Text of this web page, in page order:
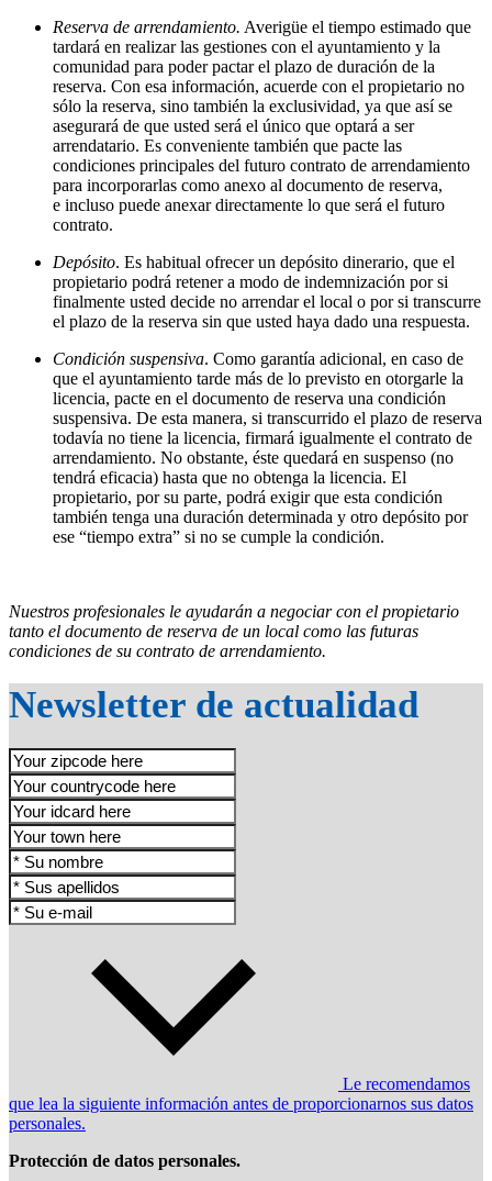
Reserva de arrendamiento. Averigüe el tiempo estimado que
tardará en realizar las gestiones con el ayuntamiento y la
comunidad para poder pactar el plazo de duración de la
reserva. Con esa información, acuerde con el propietario no
sólo la reserva, sino también la exclusividad, ya que así se
asegurará de que usted será el único que optará a ser
arrendatario. Es conveniente también que pacte las
condiciones principales del futuro contrato de arrendamiento
para incorporarlas como anexo al documento de reserva,
e incluso puede anexar directamente lo que será el futuro
contrato.
Depósito. Es habitual ofrecer un depósito dinerario, que el
propietario podrá retener a modo de indemnización por si
finalmente usted decide no arrendar el local o por si transcurre
el plazo de la reserva sin que usted haya dado una respuesta.
Condición suspensiva. Como garantía adicional, en caso de
que el ayuntamiento tarde más de lo previsto en otorgarle la
licencia, pacte en el documento de reserva una condición
suspensiva. De esta manera, si transcurrido el plazo de reserva
todavía no tiene la licencia, firmará igualmente el contrato de
arrendamiento. No obstante, éste quedará en suspenso (no
tendrá eficacia) hasta que no obtenga la licencia. El
propietario, por su parte, podrá exigir que esta condición
también tenga una duración determinada y otro depósito por
ese “tiempo extra” si no se cumple la condición.
Nuestros profesionales le ayudarán a negociar con el propietario
tanto el documento de reserva de un local como las futuras
condiciones de su contrato de arrendamiento.
Newsletter de actualidad
Le recomendamos
que lea la siguiente información antes de proporcionarnos sus datos
personales.
Protección de datos personales.